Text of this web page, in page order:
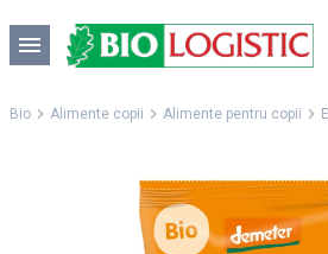
Bio Alimente copii Alimente pentru copii